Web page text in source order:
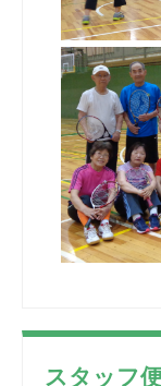
スタッフ